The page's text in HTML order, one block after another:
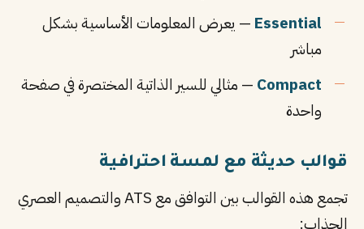
Essential — يعرض المعلومات الأساسية بشكل
مباشر
Compact — مثالي للسير الذاتية المختصرة في صفحة
واحدة
قوالب حديثة مع لمسة احترافية
تجمع هذه القوالب بين التوافق مع ATS والتصميم العصري
الجذاب: